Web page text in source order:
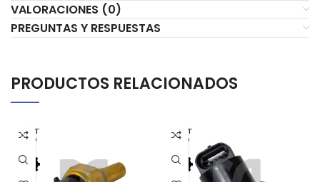
VALORACIONES (0)
PREGUNTAS Y RESPUESTAS
PRODUCTOS RELACIONADOS
AGOT
ADO
AGOT
ADO